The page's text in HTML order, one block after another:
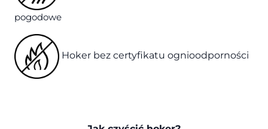
pogodowe
Hoker bez certyfikatu ognioodporności